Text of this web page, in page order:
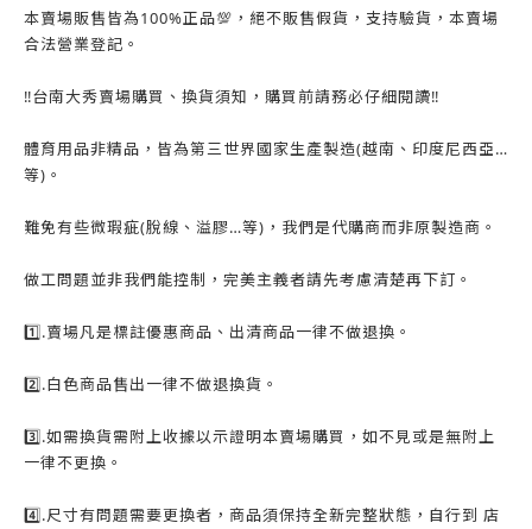
本賣場販售皆為100%正品💯，絕不販售假貨，支持驗貨，本賣場
合法營業登記。
‼️台南大秀賣場購買、換貨須知，購買前請務必仔細閱讀‼️
體育用品非精品，皆為第三世界國家生產製造(越南、印度尼西亞…
等)。
難免有些微瑕疵(脫線、溢膠…等)，我們是代購商而非原製造商。
做工問題並非我們能控制，完美主義者請先考慮清楚再下訂。
1️⃣.賣場凡是標註優惠商品、出清商品一律不做退換。
2️⃣.白色商品售出一律不做退換貨。
3️⃣.如需換貨需附上收據以示證明本賣場購買，如不見或是無附上
一律不更換。
4️⃣.尺寸有問題需要更換者，商品須保持全新完整狀態，自行到 店